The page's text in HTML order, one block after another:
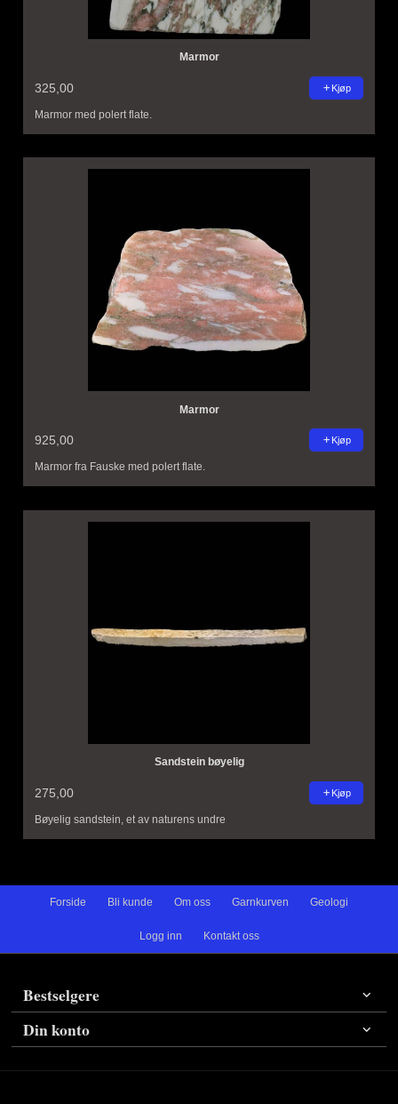
Marmor
325,00 Kjøp
Marmor med polert flate.
Marmor
925,00 Kjøp
Marmor fra Fauske med polert flate.
Sandstein bøyelig
275,00 Kjøp
Bøyelig sandstein, et av naturens undre
Forside Bli kunde Om oss Garnkurven Geologi
Logg inn Kontakt oss
Bestselgere
Din konto